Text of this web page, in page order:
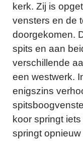
kerk. Zij is
vensters en de
doorgekomen.
spits en aan
verschillende
een westwerk.
enigszins
koor springt
springt